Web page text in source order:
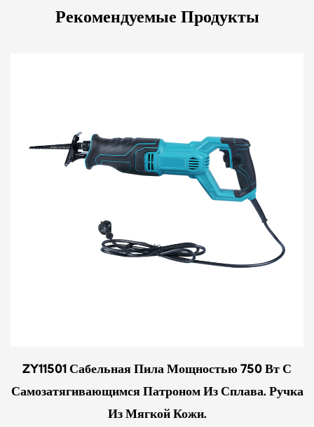
Рекомендуемые Продукты
ZY11501 Сабельная Пила Мощностью 750 Вт С
Самозатягивающимся Патроном Из Сплава. Ручка
Из Мягкой Кожи.